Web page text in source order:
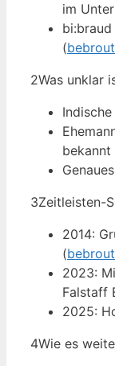
im
(
2Was unklar
bekannt
3Zeitleisten-
2014:
(
2023:
Falstaff
2025:
4Wie es